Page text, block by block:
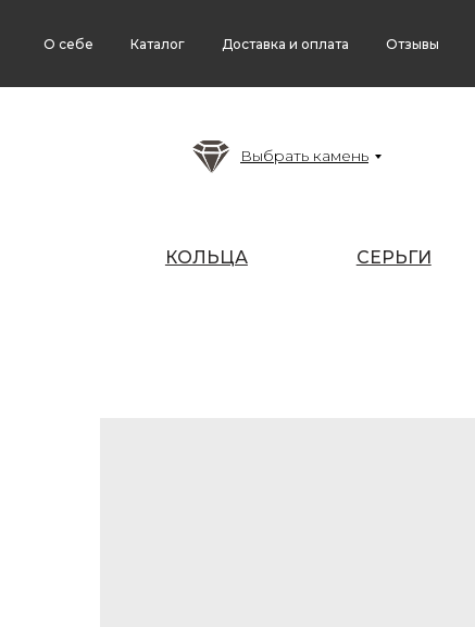
О себе Каталог Доставка и оплата Отзывы
Выбрать камень
КОЛЬЦА СЕРЬГИ